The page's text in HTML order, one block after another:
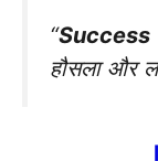
“Success
हौसला और